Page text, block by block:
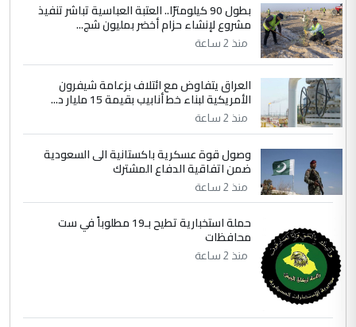
4 سردار
التعليق : واحد من عصابة علي ماما يسقط
جنسية الرافد الثالث للعراق ومن اصول عريقة
ابا فرات ...
الموضوع :
الجواهري يرد على صدام حسين سل
مضجعيك يابن الزنا (نص كامل)
5 سردار
التعليق : واحد من عصابة علي ماما يسقط
جنسية الرافد الثالث للعراق ومن اصول عريقة
الموضوع :
الجواهري يرد على صدام حسين سل
مضجعيك يابن الزنا (نص كامل)
بطول 90 كيلومترًا.. العتبة العباسية تباشر تنفيذ
مشروع لإنشاء حزام أخضر بمليون شج...
منذ 2 ساعة
العراق يتفاوض مع ائتلاف بزعامة شيفرون
الأمريكية لبناء خط أنابيب بقيمة 15 مليار د...
منذ 2 ساعة
وصول قوة عسكرية باكستانية الى السعودية
ضمن اتفاقية الدفاع المشترك
منذ 2 ساعة
حملة استخبارية تطيح بـ19 مطلوباً في ست
محافظات
منذ 2 ساعة